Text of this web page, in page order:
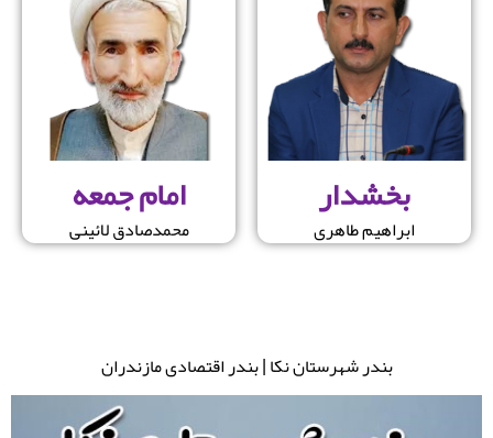
بخشدار
ابراهیم طاهری
امام جمعه
محمدصادق لائینی
بندر شهرستان نکا | بندر اقتصادی مازندران